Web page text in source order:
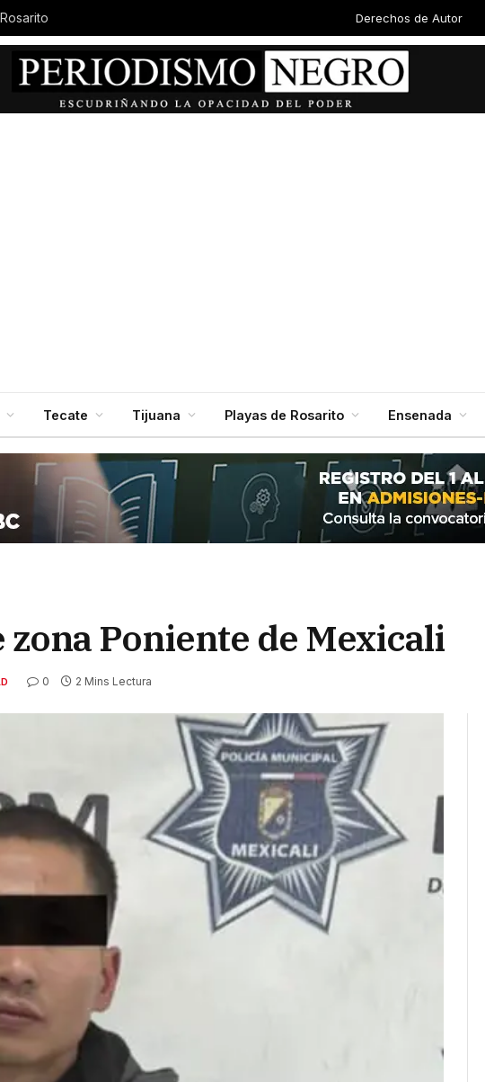
Derechos de Autor
Tecate Tijuana Playas de Rosarito Ensenada
Poniente de Mexicali
0 2 Mins Lectura